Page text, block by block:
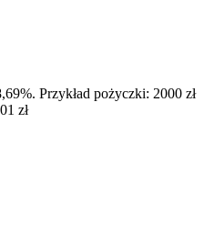
Przykład pożyczki: 2000 zł
zł